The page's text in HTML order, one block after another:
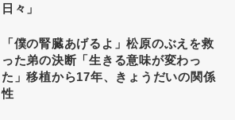
日々」
「僕の腎臓あげるよ」松原のぶえを救
った弟の決断「生きる意味が変わっ
た」移植から17年、きょうだいの関係
性